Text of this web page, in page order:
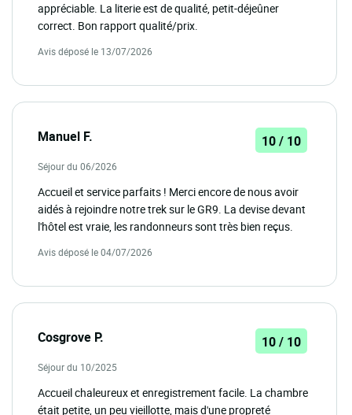
appréciable. La literie est de qualité, petit-déjeûner
correct. Bon rapport qualité/prix.
Avis déposé le 13/07/2026
Manuel F. 10 / 10
Séjour du 06/2026
Accueil et service parfaits ! Merci encore de nous avoir
aidés à rejoindre notre trek sur le GR9. La devise devant
l'hôtel est vraie, les randonneurs sont très bien reçus.
Avis déposé le 04/07/2026
Cosgrove P. 10 / 10
Séjour du 10/2025
Accueil chaleureux et enregistrement facile. La chambre
était petite, un peu vieillotte, mais d'une propreté